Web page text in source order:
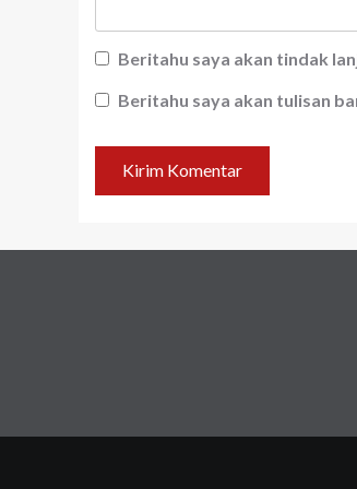
Beritahu saya akan tindak
Beritahu saya akan tulisan